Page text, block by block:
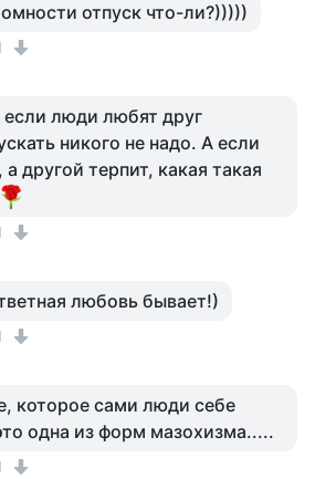
отпуск что-ли?)))))
люди любят друг
никого не надо. А если
другой терпит, какая такая
любовь бывает!)
которое сами люди себе
одна из форм мазохизма.....